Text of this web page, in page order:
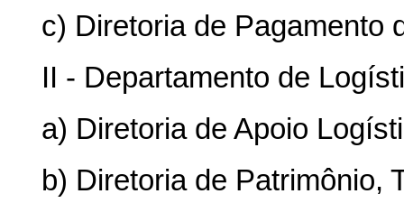
c) Diretoria de Pagamento
II - Departamento de
a) Diretoria de Apoio
b) Diretoria de Patrimônio,